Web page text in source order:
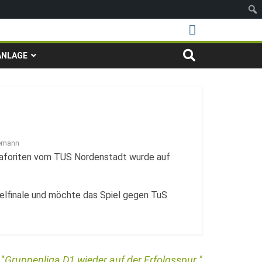
vom TUS Nordenstadt wurde auf
und möchte das Spiel gegen TuS